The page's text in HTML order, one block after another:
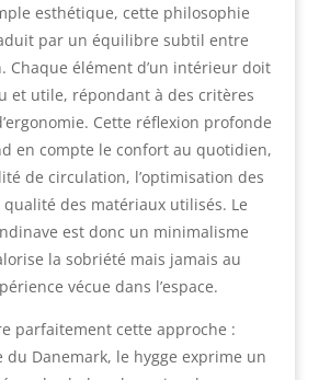
esthétique, cette philosophie
par un équilibre subtil entre
Chaque élément d’un intérieur doit
et utile, répondant à des critères
Cette réflexion profonde
en compte le confort au quotidien,
de circulation, l’optimisation des
des matériaux utilisés. Le
est donc un minimalisme
la sobriété mais jamais au
vécue dans l’espace.
parfaitement cette approche :
du Danemark, le hygge exprime un